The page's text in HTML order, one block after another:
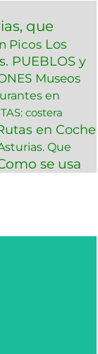
que
Picos Los
PUEBLOS y
Museos
en
costera
en Coche
Que
se usa